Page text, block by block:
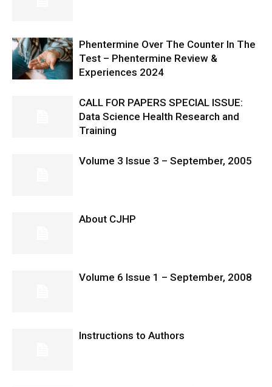
Phentermine Over The Counter In The
Test – Phentermine Review &
Experiences 2024
CALL FOR PAPERS SPECIAL ISSUE:
Data Science Health Research and
Training
Volume 3 Issue 3 – September, 2005
About CJHP
Volume 6 Issue 1 – September, 2008
Instructions to Authors